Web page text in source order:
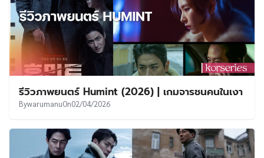
รีวิวภาพยนตร์ Humint (2026) | เกมจารชนคนในเงา
BywarumanuOn02/04/2026